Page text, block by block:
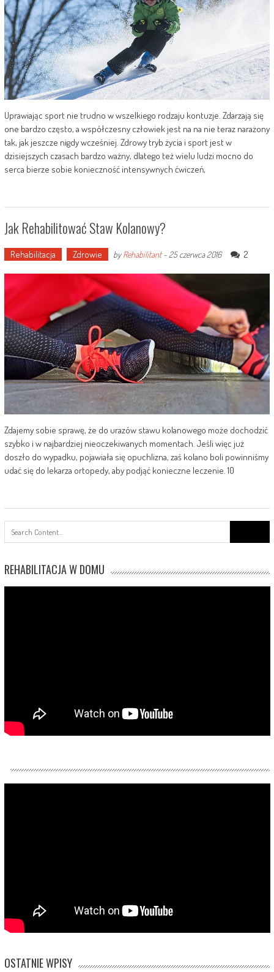
Uprawiając sport nie trudno w wszelkiego rodzaju kontuzje. Zdarzają się
one bardzo często, a współczesny człowiek jest na na nie teraz narażony
tak, jak jeszcze nigdy wcześniej. Zdrowy tryb życia i sport jest w
dzisiejszych czasach bardzo ważny, dlatego też wielu ludzi mocno do
serca bierze sobie konieczność intensywnych ćwiczeń,
Jak Rehabilitować Staw Kolanowy?
Rehabilitacja Zdrowie byRehabilitant- 25 czerwca 2016 2
Zdajemy sobie sprawę, że do urazów stawu kolanowego może dochodzić
szybko i w najbardziej nieoczekiwanych momentach. Jeśli więc już
doszło do wypadku, pojawiała się opuchlizna, zaś kolano boli powinniśmy
udać się do lekarza ortopedy, aby podjąć konieczne leczenie. 10
for:
REHABILITACJA W DOMU
OSTATNIE WPISY